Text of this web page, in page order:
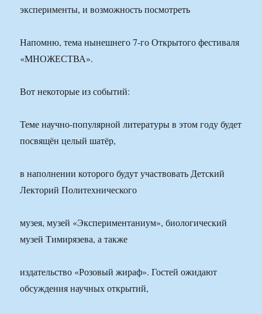
эксперименты, и возможность посмотреть
Напомню, тема нынешнего 7-го Открытого фестиваля
«МНОЖЕСТВА».
Вот некоторые из событий:
Теме научно-популярной литературы в этом году будет
посвящён целый шатёр,
в наполнении которого будут участвовать Детский
Лекторий Политехнического
музея, музей «Экспериментаниум», биологический
музей Тимирязева, а также
издательство «Розовый жираф». Гостей ожидают
обсуждения научных открытий,